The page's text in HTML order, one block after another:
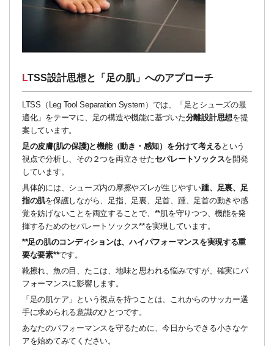
LTSS設計思想と「足の肌」へのアプローチ
LTSS（Leg Tool Separation System）では、「足とシューズの最
適化」をテーマに、足の構造や機能に基づいた分離設計思想を提
案しています。
足の皮膚(肌の保護)と機能（動き・感知）を分けて考える という
視点で分析し、その２つを両立させたセパレートソックスを開発
しています。
具体的には、シューズ内の摩擦やズレが生じやすい踵、足裏、足
指の肌を保護しながら、足指、足裏、足首、踵、足首の動きや感
覚を妨げないことを両立することで、**肌を守りつつ、機能を発
揮するためのセパレートソックス**を実現しています。
**足の肌のコンディションは、ハイパフォーマンスを実現する重
要な要素**です。
靴擦れ、魚の目、たこは、地味と思われる悩みですが、確実にパ
フォーマンスに影響します。
「足の肌ケア」という視点を持つことは、これからのサッカー選
手に求められる意識のひとつです。
あなたのパフォーマンスを守るために、今日からできる小さなケ
アを始めてみてください。